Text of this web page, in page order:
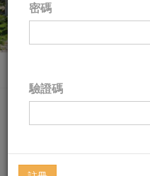
首頁
核
密碼
驗證碼